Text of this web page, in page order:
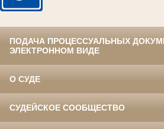
ПОДАЧА ПРОЦЕССУАЛЬНЫХ
ЭЛЕКТРОННОМ ВИДЕ
О СУДЕ
СУДЕЙСКОЕ СООБЩЕСТВО